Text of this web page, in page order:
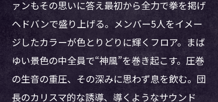
ァンもその思いに答え最初から全力で拳を掲げ
ヘドバンで盛り上げる。メンバー5人をイメー
ジしたカラーが色とりどりに輝くフロア。まば
ゆい景色の中全員で“神風”を巻き起こす。圧巻
の生音の重圧、その深みに思わず息を飲む。団
長のカリスマ的な誘導、導くようなサウンド